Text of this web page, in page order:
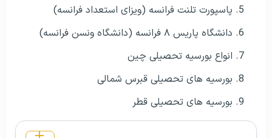
پاسپورت تلنت فرانسه (ویزای استعداد فرانسه)
دانشگاه پاریس ۸ فرانسه (دانشگاه ونسن فرانسه)
انواع بورسیه تحصیلی چین
بورسیه های تحصیلی قبرس شمالی
بورسیه های تحصیلی قطر